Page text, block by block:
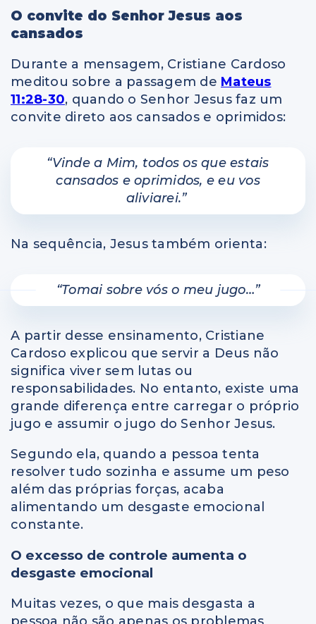
O convite do Senhor Jesus aos
cansados
Durante a mensagem, Cristiane Cardoso
meditou sobre a passagem de Mateus
11:28-30, quando o Senhor Jesus faz um
convite direto aos cansados e oprimidos:
“Vinde a Mim, todos os que estais
cansados e oprimidos, e eu vos
aliviarei.”
Na sequência, Jesus também orienta:
“Tomai sobre vós o meu jugo…”
A partir desse ensinamento, Cristiane
Cardoso explicou que servir a Deus não
significa viver sem lutas ou
responsabilidades. No entanto, existe uma
grande diferença entre carregar o próprio
jugo e assumir o jugo do Senhor Jesus.
Segundo ela, quando a pessoa tenta
resolver tudo sozinha e assume um peso
além das próprias forças, acaba
alimentando um desgaste emocional
constante.
O excesso de controle aumenta o
desgaste emocional
Muitas vezes, o que mais desgasta a